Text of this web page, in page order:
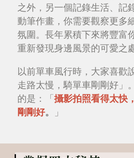
之外，另一個記錄生活、記
動筆作畫，你需要觀察更多
氛圍。長年累積下來將豐富
重新發現身邊風景的可愛之處
以前單車風行時，大家喜歡
走路太慢，騎單車剛剛好」
的是：「 攝影拍照看得太快
剛剛好。 」